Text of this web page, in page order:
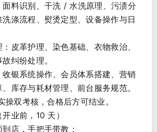
面料识别、干洗 / 水洗原理、污渍分
涤流程、熨烫定型、设备操作与日
皮革护理、染色基础、衣物救治、
纠纷处理。
银系统操作、会员体系搭建、营销
库存与耗材管理、前台服务规范。
双考核，合格后方可结业。
业前，10 天）
店，手把手带教：